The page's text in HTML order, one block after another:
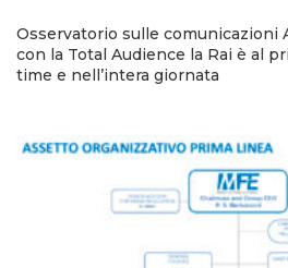
Osservatorio sulle comunicazioni
con la Total Audience la Rai è al
time e nell’intera giornata